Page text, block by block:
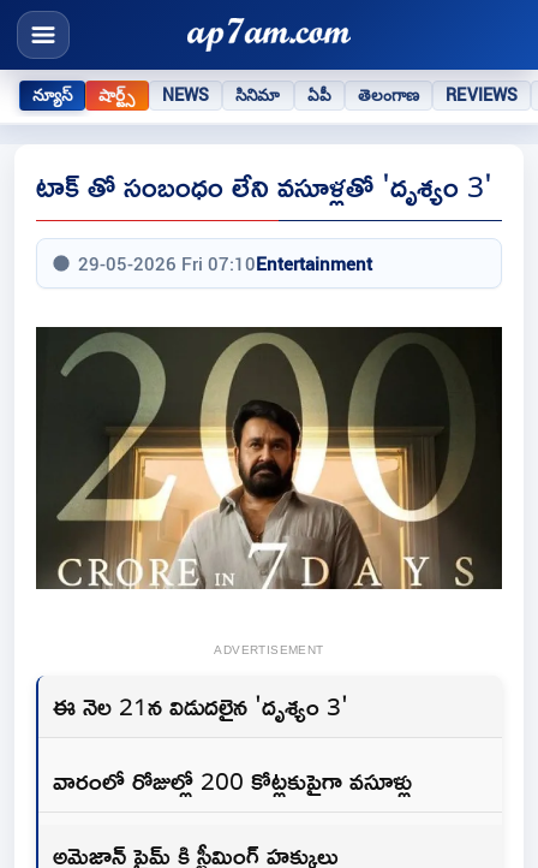
న్యూస్ షార్ట్స్ NEWS సినిమా ఏపీ తెలంగాణ REVIEWS
టాక్ తో సంబంధం లేని వసూళ్లతో 'దృశ్యం 3'
29-05-2026 Fri 07:10Entertainment
ADVERTISEMENT
ఈ నెల 21న విడుదలైన 'దృశ్యం 3'
వారంలో రోజుల్లో 200 కోట్లకుపైగా వసూళ్లు
అమెజాన్ ప్రైమ్ కి స్ట్రీమింగ్ హక్కులు